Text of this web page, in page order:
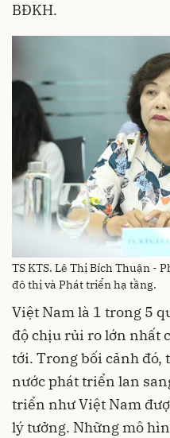
BĐKH.
TS KTS. Lê Thị Bích Thuận -
đô thị và Phát triển hạ tầng.
Việt Nam là 1 trong 5
độ chịu rủi ro lớn nhất
tới. Trong bối cảnh đó,
nước phát triển lan
triển như Việt Nam
lý tưởng. Những mô